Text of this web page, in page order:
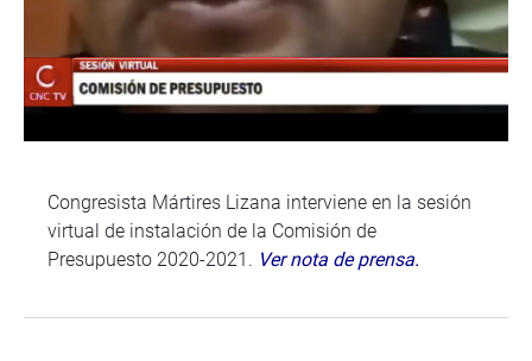
Congresista Mártires Lizana interviene en la sesión
virtual de instalación de la Comisión de
Presupuesto 2020-2021. Ver nota de prensa.